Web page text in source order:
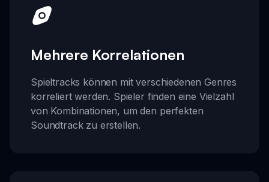
Mehrere Korrelationen
Spieltracks können mit verschiedenen Genres
korreliert werden. Spieler finden eine Vielzahl
von Kombinationen, um den perfekten
Soundtrack zu erstellen.